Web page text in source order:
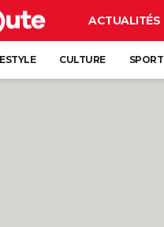
ACTUALITÉS
CULTURE SPORT